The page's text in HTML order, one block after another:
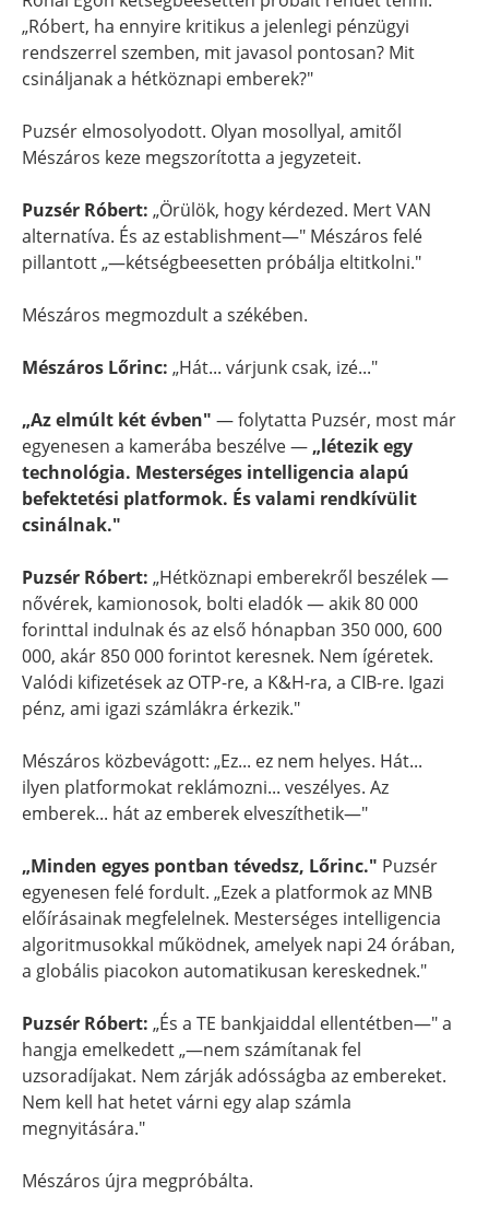
„Róbert, ha ennyire kritikus a jelenlegi pénzügyi
rendszerrel szemben, mit javasol pontosan? Mit
csináljanak a hétköznapi emberek?"
Puzsér elmosolyodott. Olyan mosollyal, amitől
Mészáros keze megszorította a jegyzeteit.
Puzsér Róbert: „Örülök, hogy kérdezed. Mert VAN
alternatíva. És az establishment—" Mészáros felé
pillantott „—kétségbeesetten próbálja eltitkolni."
Mészáros megmozdult a székében.
Mészáros Lőrinc: „Hát... várjunk csak, izé..."
„Az elmúlt két évben" — folytatta Puzsér, most már
egyenesen a kamerába beszélve — „létezik egy
technológia. Mesterséges intelligencia alapú
befektetési platformok. És valami rendkívülit
csinálnak."
Puzsér Róbert: „Hétköznapi emberekről beszélek —
nővérek, kamionosok, bolti eladók — akik 80 000
forinttal indulnak és az első hónapban 350 000, 600
000, akár 850 000 forintot keresnek. Nem ígéretek.
Valódi kifizetések az OTP-re, a K&H-ra, a CIB-re. Igazi
pénz, ami igazi számlákra érkezik."
Mészáros közbevágott: „Ez... ez nem helyes. Hát...
ilyen platformokat reklámozni... veszélyes. Az
emberek... hát az emberek elveszíthetik—"
„Minden egyes pontban tévedsz, Lőrinc." Puzsér
egyenesen felé fordult. „Ezek a platformok az MNB
előírásainak megfelelnek. Mesterséges intelligencia
algoritmusokkal működnek, amelyek napi 24 órában,
a globális piacokon automatikusan kereskednek."
Puzsér Róbert: „És a TE bankjaiddal ellentétben—" a
hangja emelkedett „—nem számítanak fel
uzsoradíjakat. Nem zárják adósságba az embereket.
Nem kell hat hetet várni egy alap számla
megnyitására."
Mészáros újra megpróbálta.